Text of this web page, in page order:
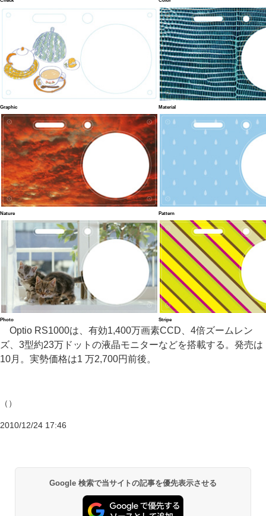
Graphic Material
Nature Pattern
Photo Stripe
Optio RS1000は、有効1,400万画素CCD、4倍ズームレン
ズ、3型約23万ドットの液晶モニターなどを搭載する。発売は
10月。実勢価格は1 万2,700円前後。
（）
2010/12/24 17:46
Google 検索で当サイトの記事を優先表示させる